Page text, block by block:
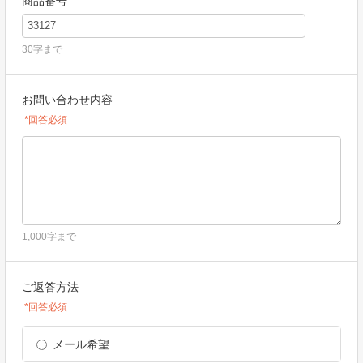
30字まで
お問い合わせ内容
*回答必須
1,000字まで
ご返答方法
*回答必須
メール希望